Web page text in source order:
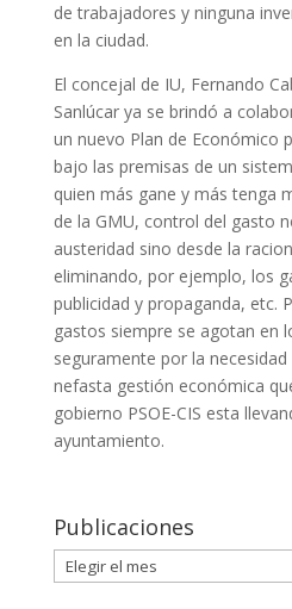
de trabajadores y ninguna
en la ciudad.
El concejal de IU, Fernando
Sanlúcar ya se brindó a
un nuevo Plan de Económico
bajo las premisas de un
quien más gane y más tenga
de la GMU, control del gasto
austeridad sino desde la
eliminando, por ejemplo, los
publicidad y propaganda, etc.
gastos siempre se agotan en
seguramente por la
nefasta gestión económica
gobierno PSOE-CIS esta
ayuntamiento.
Publicaciones
Publicaciones